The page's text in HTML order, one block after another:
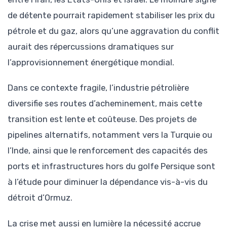
de détente pourrait rapidement stabiliser les prix du
pétrole et du gaz, alors qu’une aggravation du conflit
aurait des répercussions dramatiques sur
l’approvisionnement énergétique mondial.
Dans ce contexte fragile, l’industrie pétrolière
diversifie ses routes d’acheminement, mais cette
transition est lente et coûteuse. Des projets de
pipelines alternatifs, notamment vers la Turquie ou
l’Inde, ainsi que le renforcement des capacités des
ports et infrastructures hors du golfe Persique sont
à l’étude pour diminuer la dépendance vis-à-vis du
détroit d’Ormuz.
La crise met aussi en lumière la nécessité accrue